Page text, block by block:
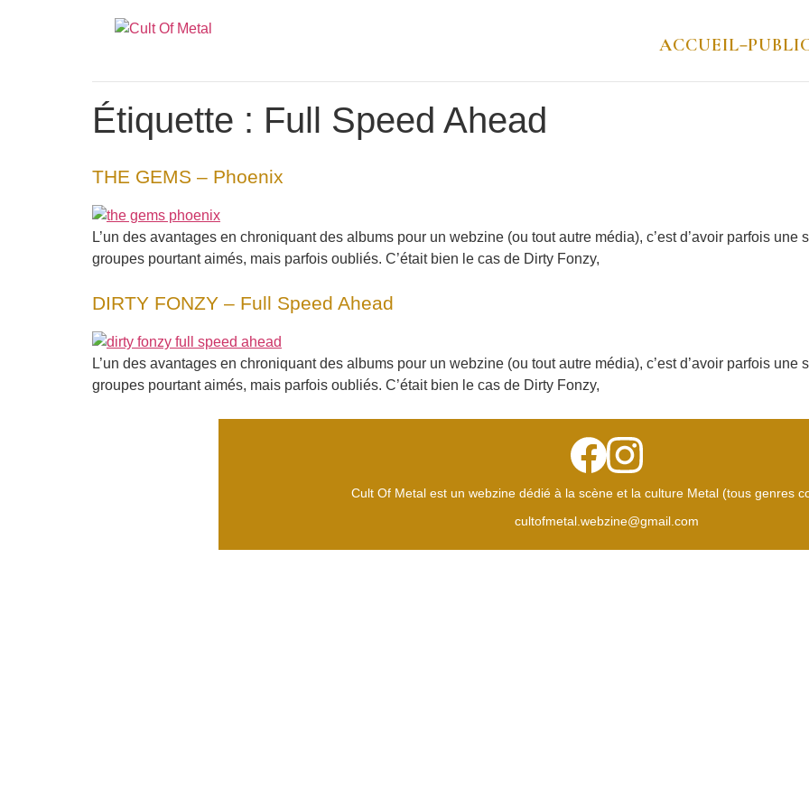
ACCUEIL–
Étiquette : Full Speed Ahead
THE GEMS – Phoenix
L’un des avantages en chroniquant des albums pour un webzine (ou tout autre média), c’est d’avoir parfois
groupes pourtant aimés, mais parfois oubliés. C’était bien le cas de Dirty Fonzy,
DIRTY FONZY – Full Speed Ahead
L’un des avantages en chroniquant des albums pour un webzine (ou tout autre média), c’est d’avoir parfois
groupes pourtant aimés, mais parfois oubliés. C’était bien le cas de Dirty Fonzy,
Cult Of Metal est un webzine dédié à la scène et la culture Metal (tous genres
cultofmetal.webzine@gmail.com